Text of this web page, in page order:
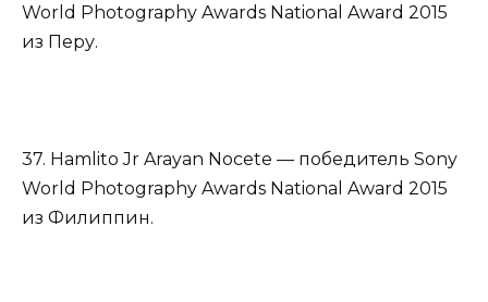
World Photography Awards National Award 2015
из Перу.
37. Hamlito Jr Arayan Nocete — победитель Sony
World Photography Awards National Award 2015
из Филиппин.